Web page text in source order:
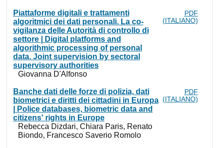
Piattaforme digitali e trattamenti
algoritmici dei dati personali. La co-
vigilanza delle Autorità di controllo di
settore | Digital platforms and
algorithmic processing of personal
data. Joint supervision by sectoral
supervisory authorities
Giovanna D'Alfonso
PDF
(ITALIANO)
Banche dati delle forze di polizia, dati
biometrici e diritti dei cittadini in Europa
| Police databases, biometric data and
citizens' rights in Europe
Rebecca Dizdari, Chiara Paris, Renato
Biondo, Francesco Saverio Romolo
PDF
(ITALIANO)